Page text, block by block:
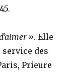
». Elle
service des
Prieure